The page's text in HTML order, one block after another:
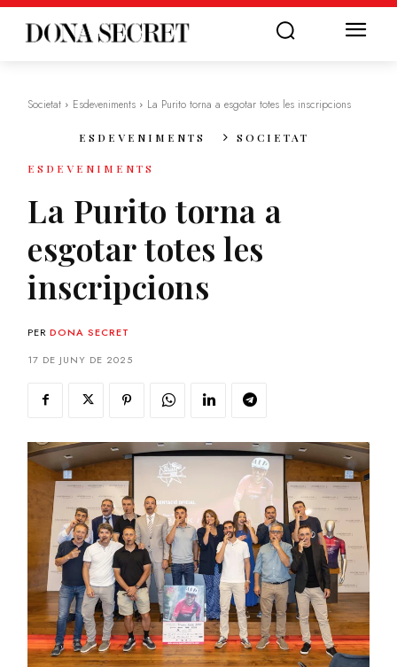
Societat Esdeveniments La Purito torna a esgotar totes les inscripcions
ESDEVENIMENTS SOCIETAT
ESDEVENIMENTS
La Purito torna a
esgotar totes les
inscripcions
PER DONA SECRET
17 DE JUNY DE 2025